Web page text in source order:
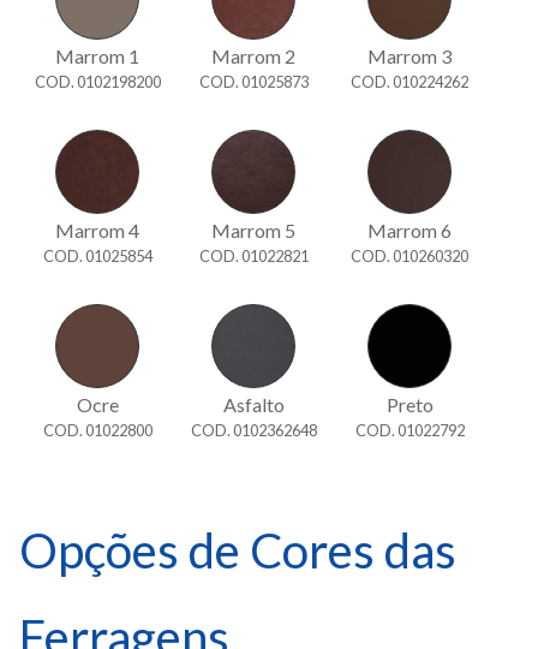
Marrom 1
COD. 0102198200
Marrom 2
COD. 01025873
Marrom 3
COD. 010224262
Marrom 4
COD. 01025854
Marrom 5
COD. 01022821
Marrom 6
COD. 010260320
Ocre
COD. 01022800
Asfalto
COD. 0102362648
Preto
COD. 01022792
Opções de Cores das
Ferragens